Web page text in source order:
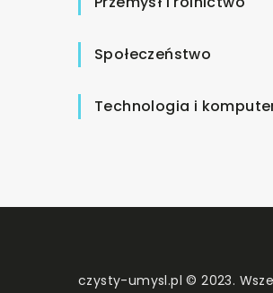
Społeczeństwo
Technologia i
czysty-umysl.pl © 2023.